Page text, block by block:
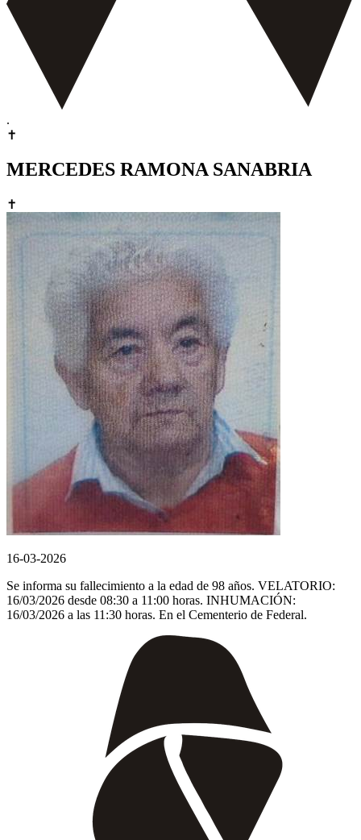
.
✝
MERCEDES RAMONA SANABRIA
✝
16-03-2026
Se informa su fallecimiento a la edad de 98 años. VELATORIO:
16/03/2026 desde 08:30 a 11:00 horas. INHUMACIÓN:
16/03/2026 a las 11:30 horas. En el Cementerio de Federal.